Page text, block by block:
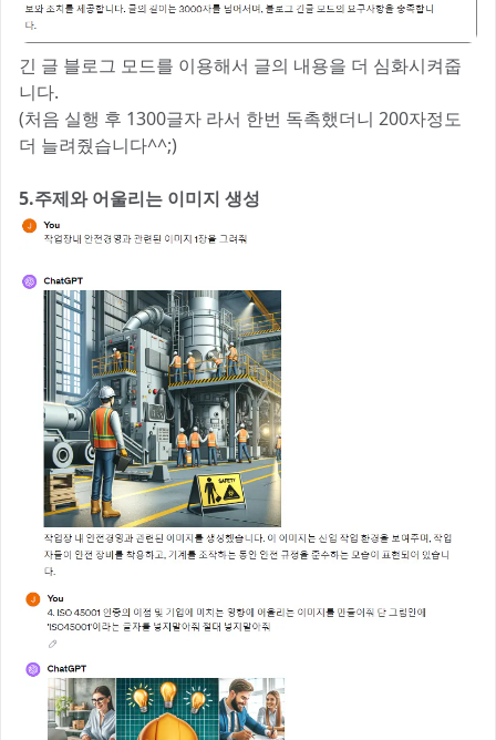
긴 글 블로그 모드를 이용해서 글의 내용을 더 심화시켜줍
니다.
(처음 실행 후 1300글자 라서 한번 독촉했더니 200자정도
더 늘려줬습니다^^;)
5.주제와 어울리는 이미지 생성